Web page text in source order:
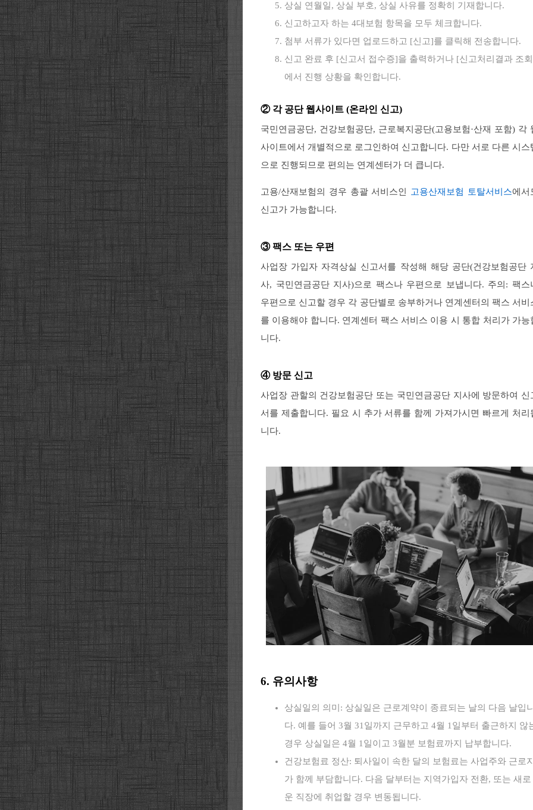
상실 연월일, 상실 부호, 상실 사유를 정확히 기재합니다.
신고하고자 하는 4대보험 항목을 모두 체크합니다.
첨부 서류가 있다면 업로드하고 [신고]를 클릭해 전송합니다.
신고 완료 후 [신고서 접수증]을 출력하거나 [신고처리결과 조
에서 진행 상황을 확인합니다.
② 각 공단 웹사이트 (온라인 신고)
국민연금공단, 건강보험공단, 근로복지공단(고용보험·산재 포함) 각
사이트에서 개별적으로 로그인하여 신고합니다. 다만 서로 다른 시스
으로 진행되므로 편의는 연계센터가 더 큽니다.
고용/산재보험의 경우 총괄 서비스인 고용산재보험 토탈서비스에서
신고가 가능합니다.
③ 팩스 또는 우편
사업장 가입자 자격상실 신고서를 작성해 해당 공단(건강보험공단
사, 국민연금공단 지사)으로 팩스나 우편으로 보냅니다. 주의: 팩스
우편으로 신고할 경우 각 공단별로 송부하거나 연계센터의 팩스 서비
를 이용해야 합니다. 연계센터 팩스 서비스 이용 시 통합 처리가 가능
니다.
④ 방문 신고
사업장 관할의 건강보험공단 또는 국민연금공단 지사에 방문하여 신
서를 제출합니다. 필요 시 추가 서류를 함께 가져가시면 빠르게 처리
니다.
6. 유의사항
상실일의 의미: 상실일은 근로계약이 종료되는 날의 다음 날입
다. 예를 들어 3월 31일까지 근무하고 4월 1일부터 출근하지 않
경우 상실일은 4월 1일이고 3월분 보험료까지 납부합니다.
건강보험료 정산: 퇴사일이 속한 달의 보험료는 사업주와 근로
가 함께 부담합니다. 다음 달부터는 지역가입자 전환, 또는 새로
운 직장에 취업할 경우 변동됩니다.